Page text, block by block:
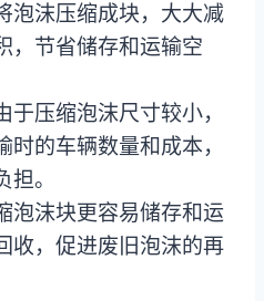
泡沫压缩成块，大大减
，节省储存和运输空
于压缩泡沫尺寸较小，
时的车辆数量和成本，
。
泡沫块更容易储存和运
收，促进废旧泡沫的再